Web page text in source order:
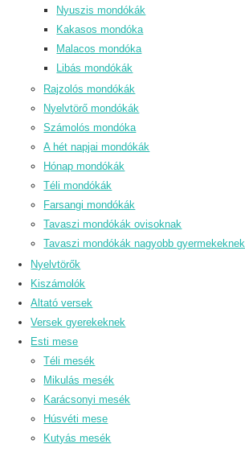
Nyuszis mondókák
Kakasos mondóka
Malacos mondóka
Libás mondókák
Rajzolós mondókák
Nyelvtörő mondókák
Számolós mondóka
A hét napjai mondókák
Hónap mondókák
Téli mondókák
Farsangi mondókák
Tavaszi mondókák ovisoknak
Tavaszi mondókák nagyobb gyermekeknek
Nyelvtörők
Kiszámolók
Altató versek
Versek gyerekeknek
Esti mese
Téli mesék
Mikulás mesék
Karácsonyi mesék
Húsvéti mese
Kutyás mesék